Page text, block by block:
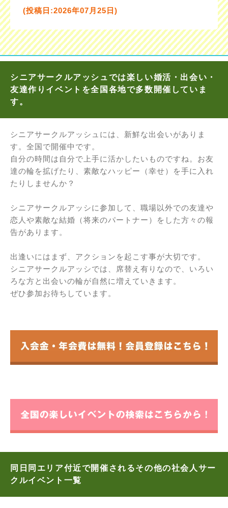
(投稿日:2026年07月25日)
シニアサークルアッシュでは楽しい婚活・出会い・
友達作りイベントを全国各地で多数開催していま
す。
シニアサークルアッシュには、新鮮な出会いがありま
す。全国で開催中です。
自分の時間は自分で上手に活かしたいものですね。お友
達の輪を拡げたり、素敵なハッピー（幸せ）を手に入れ
たりしませんか？
シニアサークルアッシに参加して、職場以外での友達や
恋人や素敵な結婚（将来のパートナー）をした方々の報
告があります。
出逢いにはまず、アクションを起こす事が大切です。
シニアサークルアッシでは、席替え有りなので、いろい
ろな方と出会いの輪が自然に増えていきます。
ぜひ参加お待ちしています。
同日同エリア付近で開催されるその他の社会人サー
クルイベント一覧